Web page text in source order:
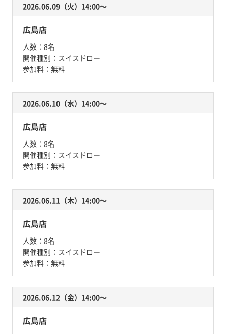
2026.06.09（火）14:00〜
広島店
人数： 8名
開催種別： スイスドロー
参加料： 無料
2026.06.10（水）14:00〜
広島店
人数： 8名
開催種別： スイスドロー
参加料： 無料
2026.06.11（木）14:00〜
広島店
人数： 8名
開催種別： スイスドロー
参加料： 無料
2026.06.12（金）14:00〜
広島店